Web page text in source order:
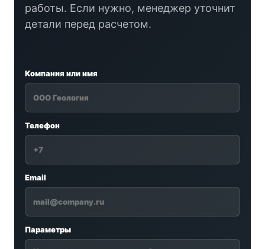
работы. Если нужно, менеджер уточнит
детали перед расчетом.
Компания или имя
Телефон
Email
Параметры